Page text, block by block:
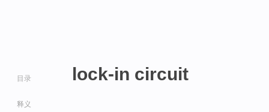
目录
释义
lock-in circuit